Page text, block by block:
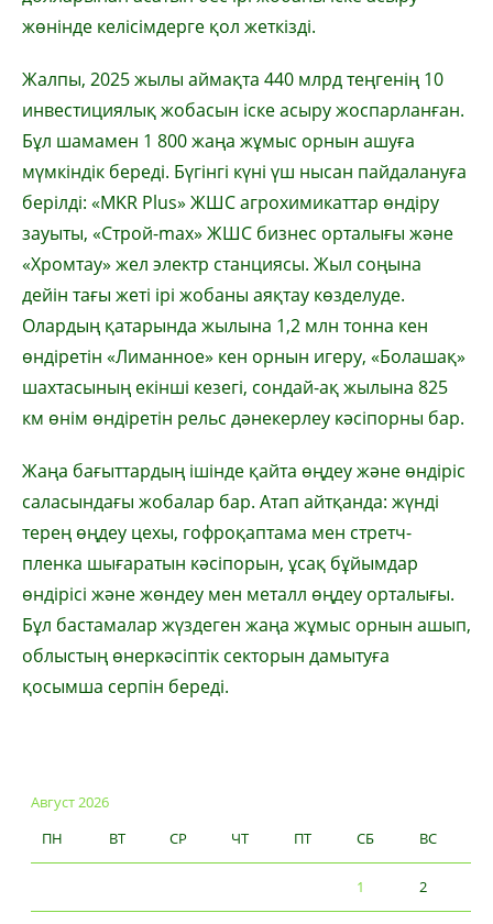
жөнінде келісімдерге қол жеткізді.
Жалпы, 2025 жылы аймақта 440 млрд теңгенің 10
инвестициялық жобасын іске асыру жоспарланған.
Бұл шамамен 1 800 жаңа жұмыс орнын ашуға
мүмкіндік береді. Бүгінгі күні үш нысан пайдалануға
берілді: «MKR Plus» ЖШС агрохимикаттар өндіру
зауыты, «Строй-max» ЖШС бизнес орталығы және
«Хромтау» жел электр станциясы. Жыл соңына
дейін тағы жеті ірі жобаны аяқтау көзделуде.
Олардың қатарында жылына 1,2 млн тонна кен
өндіретін «Лиманное» кен орнын игеру, «Болашақ»
шахтасының екінші кезегі, сондай-ақ жылына 825
км өнім өндіретін рельс дәнекерлеу кәсіпорны бар.
Жаңа бағыттардың ішінде қайта өңдеу және өндіріс
саласындағы жобалар бар. Атап айтқанда: жүнді
терең өңдеу цехы, гофроқаптама мен стретч-
пленка шығаратын кәсіпорын, ұсақ бұйымдар
өндірісі және жөндеу мен металл өңдеу орталығы.
Бұл бастамалар жүздеген жаңа жұмыс орнын ашып,
облыстың өнеркәсіптік секторын дамытуға
қосымша серпін береді.
Август 2026
ПН
ВТ СР ЧТ ПТ СБ ВС
1 2